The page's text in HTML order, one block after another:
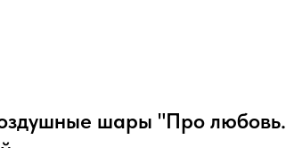
шары "Про